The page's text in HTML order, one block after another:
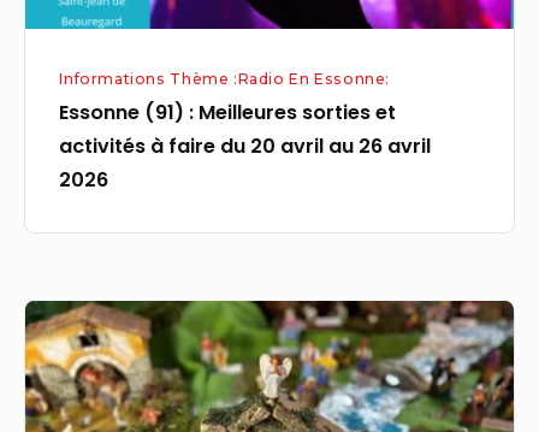
avril
avril
Informations Thème :Radio En Essonne:
Essonne (91) : Meilleures sorties et
activités à faire du 20 avril au 26 avril
2026
Interview
Originaire
de
l’Essonne,